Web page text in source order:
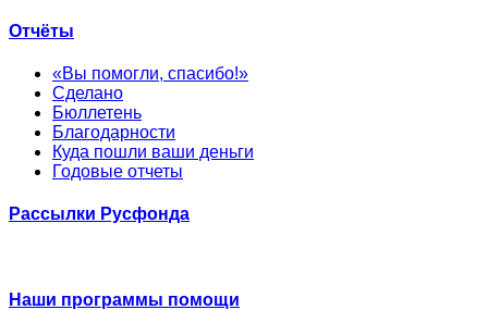
Отчёты
«Вы помогли, спасибо!»
Сделано
Бюллетень
Благодарности
Куда пошли ваши деньги
Годовые отчеты
Рассылки Русфонда
Наши программы помощи